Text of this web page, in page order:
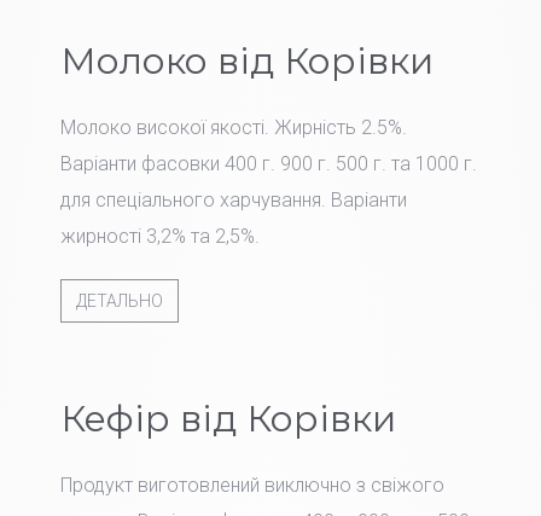
Молоко від Корівки
Молоко високої якості. Жирність 2.5%.
Варіанти фасовки 400 г. 900 г. 500 г. та 1000 г.
для спеціального харчування. Варіанти
жирності 3,2% та 2,5%.
ДЕТАЛЬНО
Кефір від Корівки
Продукт виготовлений виключно з свіжого